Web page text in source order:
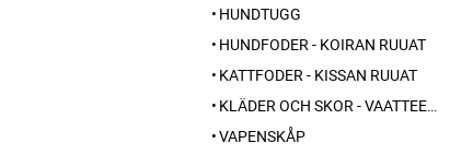
HUNDTUGG
HUNDFODER - KOIRAN RUUAT
KATTFODER - KISSAN RUUAT
KLÄDER OCH SKOR - VAATTEET JA KENGÄT
VAPENSKÅP